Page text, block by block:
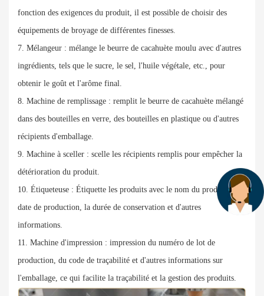
fonction des exigences du produit, il est possible de choisir des
équipements de broyage de différentes finesses.
7. Mélangeur : mélange le beurre de cacahuète moulu avec d'autres
ingrédients, tels que le sucre, le sel, l'huile végétale, etc., pour
obtenir le goût et l'arôme final.
8. Machine de remplissage : remplit le beurre de cacahuète mélangé
dans des bouteilles en verre, des bouteilles en plastique ou d'autres
récipients d'emballage.
9. Machine à sceller : scelle les récipients remplis pour empêcher la
détérioration du produit.
10. Étiqueteuse : Étiquette les produits avec le nom du produit, la
date de production, la durée de conservation et d'autres
informations.
11. Machine d'impression : impression du numéro de lot de
production, du code de traçabilité et d'autres informations sur
l'emballage, ce qui facilite la traçabilité et la gestion des produits.